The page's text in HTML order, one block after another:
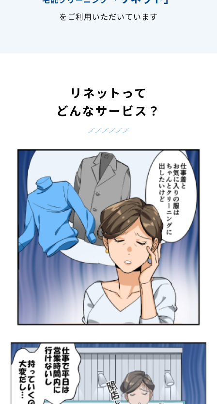
をご利用いただいています
リネットって
どんなサービス？